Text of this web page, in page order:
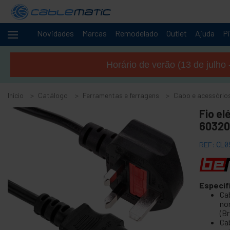
Novidades Marcas Remodelado Outlet Ajuda
Cabos +
servidores
Áudio
e
+
+
Ferramentas
e ferragens
Acessórios de piso, porta e janela
Horário de verão (13 de
Início Catálogo Ferramentas e ferragens Cabo e
Fio
REF: